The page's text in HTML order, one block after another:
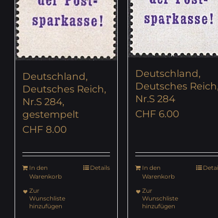
Deutschland,
Deutsches Reich,
Nr.S 284,
gestempelt
CHF 8.00
In den
Warenkorb
Details
Zur
Wunschliste
hinzufügen
Deutschland,
Deutsches
Nr.S 284
CHF 6.00
In den
Warenkorb
Zur
Wunschliste
hinzufügen